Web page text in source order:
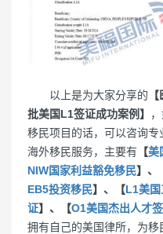
以上是为大家分享的
批美国L1签证成功案例】
移民项目的话，可以咨询
海外移民服务，主要有 【美
NIW国家利益豁免移民】、
EB5投资移民】、【L1美
证】、【O1美国杰出人才
拥有自己的美国律所，为